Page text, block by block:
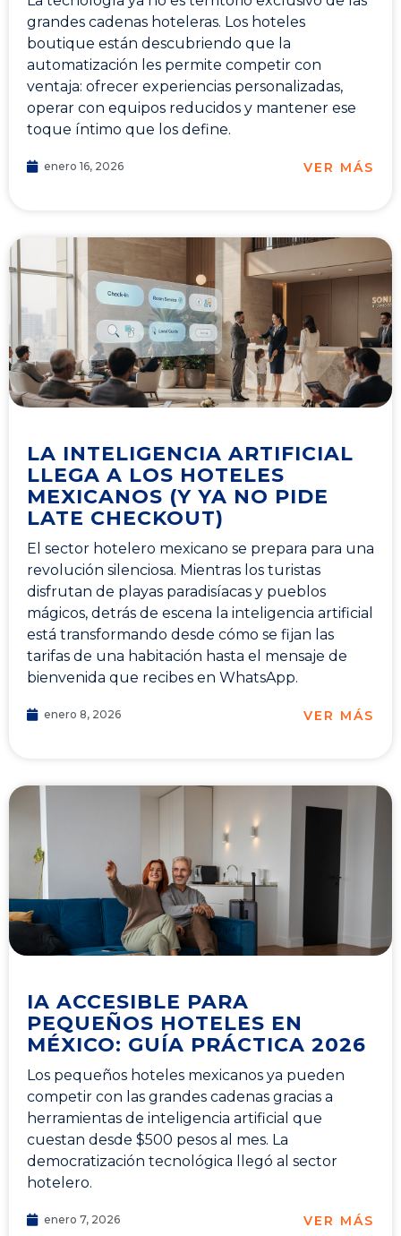
grandes cadenas hoteleras. Los hoteles
boutique están descubriendo que la
automatización les permite competir con
ventaja: ofrecer experiencias personalizadas,
operar con equipos reducidos y mantener ese
toque íntimo que los define.
enero 16, 2026 VER MÁS
LA INTELIGENCIA ARTIFICIAL
LLEGA A LOS HOTELES
MEXICANOS (Y YA NO PIDE
LATE CHECKOUT)
El sector hotelero mexicano se prepara para una
revolución silenciosa. Mientras los turistas
disfrutan de playas paradisíacas y pueblos
mágicos, detrás de escena la inteligencia artificial
está transformando desde cómo se fijan las
tarifas de una habitación hasta el mensaje de
bienvenida que recibes en WhatsApp.
enero 8, 2026 VER MÁS
IA ACCESIBLE PARA
PEQUEÑOS HOTELES EN
MÉXICO: GUÍA PRÁCTICA 2026
Los pequeños hoteles mexicanos ya pueden
competir con las grandes cadenas gracias a
herramientas de inteligencia artificial que
cuestan desde $500 pesos al mes. La
democratización tecnológica llegó al sector
hotelero.
enero 7, 2026 VER MÁS